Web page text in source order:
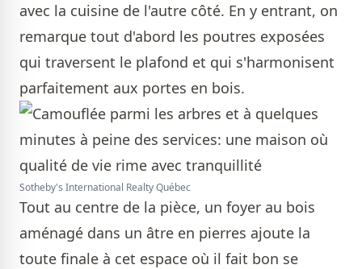
avec la cuisine de l'autre côté. En y entrant, on
remarque tout d'abord les poutres exposées
qui traversent le plafond et qui s'harmonisent
parfaitement aux portes en bois.
Sotheby's International Realty Québec
Tout au centre de la pièce, un foyer au bois
aménagé dans un âtre en pierres ajoute la
toute finale à cet espace où il fait bon se